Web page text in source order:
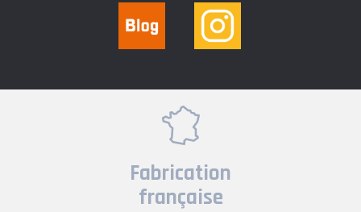
Fabrication
française